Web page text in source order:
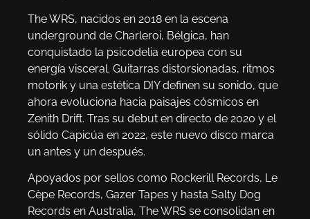
The WRS, nacidos en 2018 en la escena
underground de Charleroi, Bélgica, han
conquistado la psicodelia europea con su
energía visceral. Guitarras distorsionadas, ritmos
motorik y una estética DIY definen su sonido, que
ahora evoluciona hacia paisajes cósmicos en
Zenith Drift. Tras su debut en directo de 2020 y el
sólido Capicúa en 2022, este nuevo disco marca
un antes y un después.
Apoyados por sellos como Rockerill Records, Le
Cèpe Records, Gazer Tapes y hasta Salty Dog
Records en Australia, The WRS se consolidan en